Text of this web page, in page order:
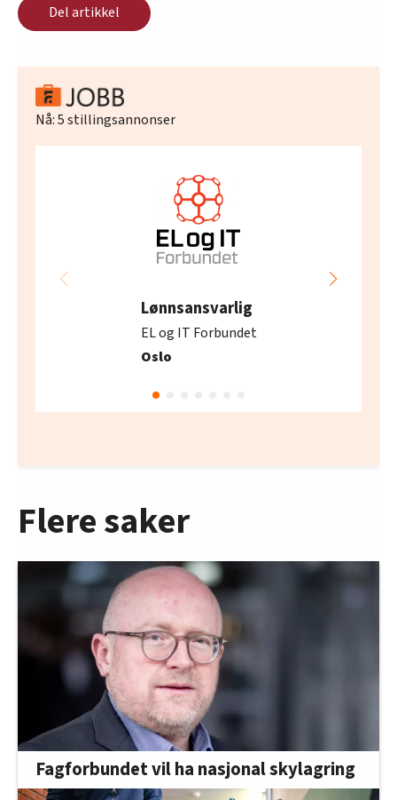
Del artikkel
Nå:5stillingsannonser
Lønnsansvarlig
EL og IT Forbundet
Oslo
Flere saker
Fagforbundet vil ha nasjonal skylagring